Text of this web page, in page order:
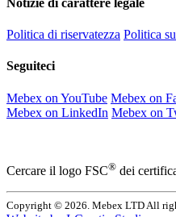
Politica di riservatezza Politica
Seguiteci
Mebex on YouTube Mebex on
Mebex on LinkedIn Mebex on
Cercare il logo FSC® dei
Copyright © 2026. Mebex LTD All